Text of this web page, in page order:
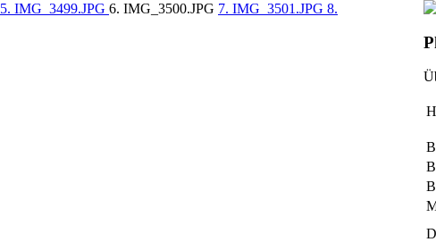
5. IMG_3499.JPG 6. IMG_3500.JPG 7. IMG_3501.JPG 8.